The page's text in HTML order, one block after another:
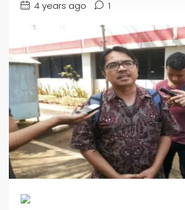
4 years ago 1